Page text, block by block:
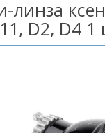
линза
D2, D4 1